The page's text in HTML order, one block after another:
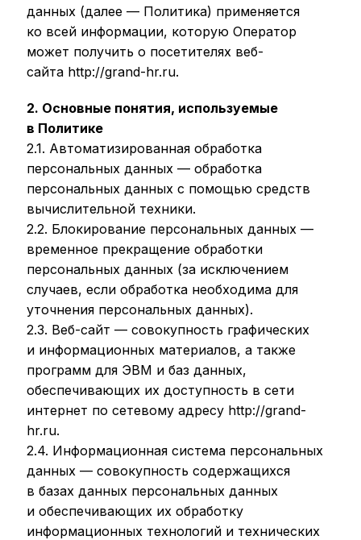
данных (далее — Политика) применяется
ко всей информации, которую Оператор
может получить о посетителях веб-
сайта http://grand-hr.ru.
2. Основные понятия, используемые
в Политике
2.1. Автоматизированная обработка
персональных данных — обработка
персональных данных с помощью средств
вычислительной техники.
2.2. Блокирование персональных данных —
временное прекращение обработки
персональных данных (за исключением
случаев, если обработка необходима для
уточнения персональных данных).
2.3. Веб-сайт — совокупность графических
и информационных материалов, а также
программ для ЭВМ и баз данных,
обеспечивающих их доступность в сети
интернет по сетевому адресу http://grand-
hr.ru.
2.4. Информационная система персональных
данных — совокупность содержащихся
в базах данных персональных данных
и обеспечивающих их обработку
информационных технологий и технических